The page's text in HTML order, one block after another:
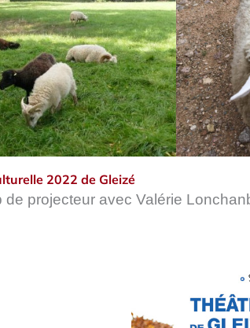
2022 de Gleizé
de projecteur avec Valérie